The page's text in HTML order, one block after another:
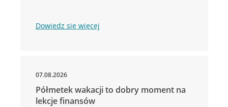
Dowiedz się więcej
07.08.2026
Półmetek wakacji to dobry moment na
lekcje finansów